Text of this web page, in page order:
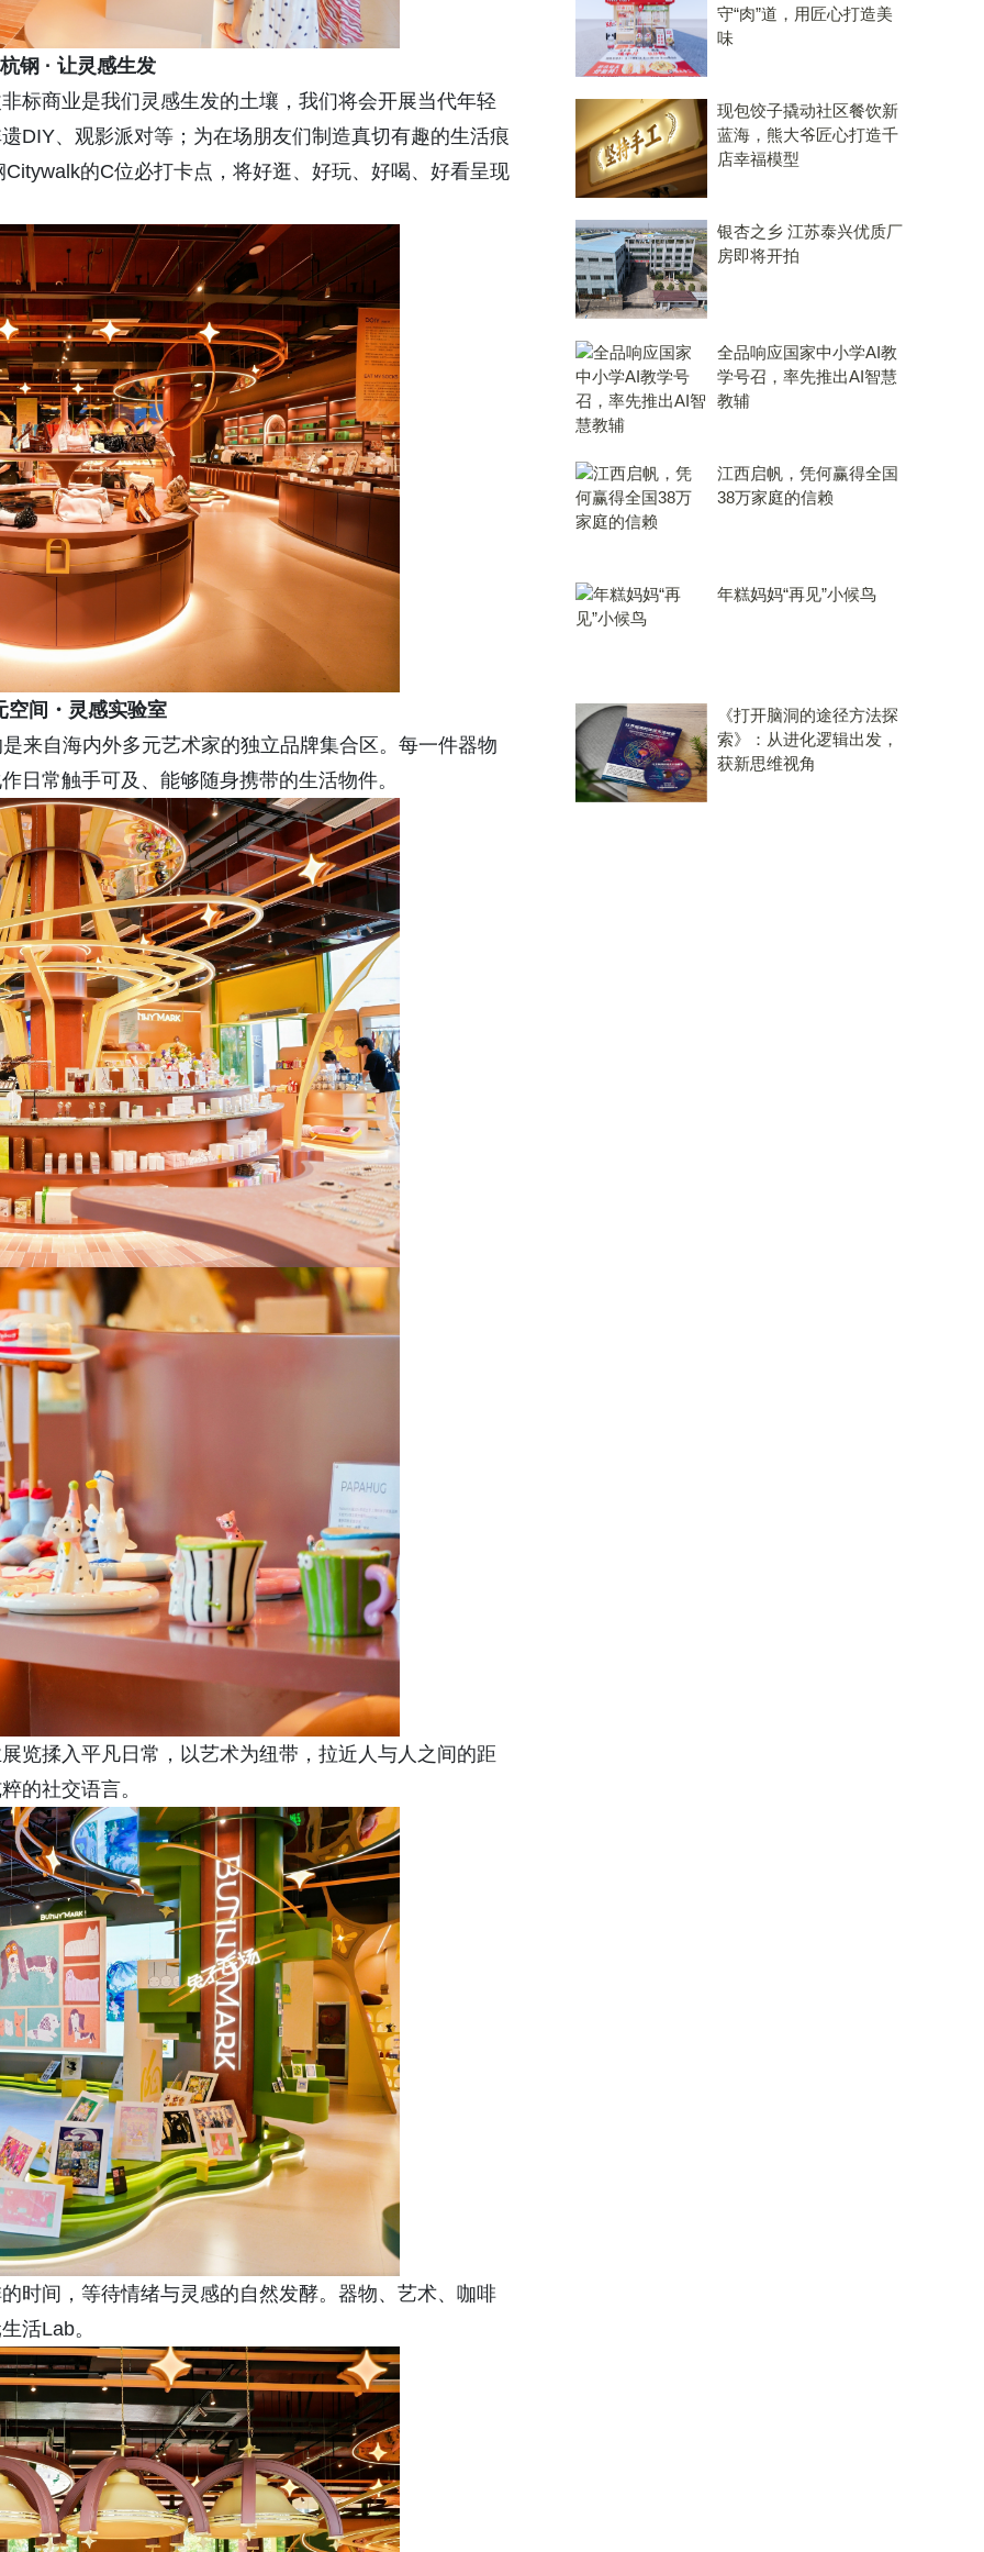
钢 · 让灵感生发
标商业是我们灵感生发的土壤，我们将会开展当代年轻
DIY、观影派对等；为在场朋友们制造真切有趣的生活痕
的C位必打卡点，将好逛、好玩、好喝、好看呈现
空间・灵感实验室
来自海内外多元艺术家的独立品牌集合区。每一件器物
日常触手可及、能够随身携带的生活物件。
览揉入平凡日常，以艺术为纽带，拉近人与人之间的距
的社交语言。
时间，等待情绪与灵感的自然发酵。器物、艺术、咖啡
活Lab。
守“肉”道，用匠心打造美
味
现包饺子撬动社区餐饮新
蓝海，熊大爷匠心打造千
店幸福模型
银杏之乡 江苏泰兴优质厂
房即将开拍
全品响应国家中小学AI教
学号召，率先推出AI智慧
教辅
江西启帆，凭何赢得全国
38万家庭的信赖
年糕妈妈“再见”小候鸟
《打开脑洞的途径方法探
索》：从进化逻辑出发，
获新思维视角